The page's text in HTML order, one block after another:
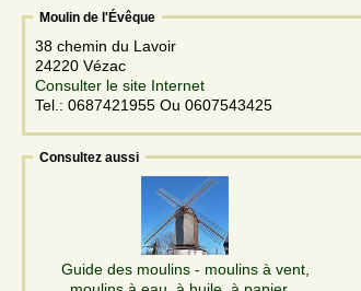
Moulin de l'Évêque
38 chemin du Lavoir
24220 Vézac
Consulter le site Internet
Tel.: 0687421955 Ou 0607543425
Consultez aussi
Guide des moulins - moulins à vent,